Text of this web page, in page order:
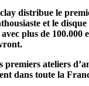
distribue le
et le
plus de 100.000
premiers ateliers
dans toute la